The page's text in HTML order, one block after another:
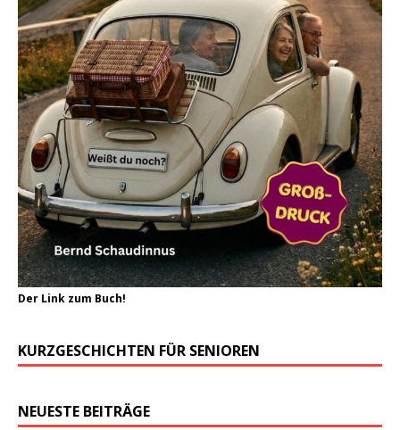
Der Link zum Buch!
KURZGESCHICHTEN FÜR SENIOREN
NEUESTE BEITRÄGE